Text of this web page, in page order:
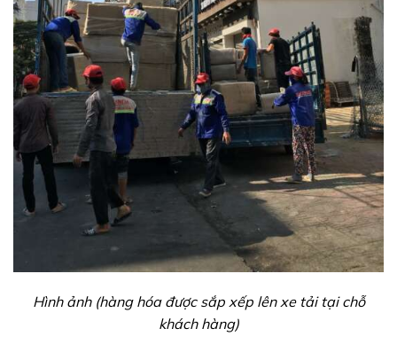
Hình ảnh (hàng hóa được sắp xếp lên xe tải tại chỗ
khách hàng)